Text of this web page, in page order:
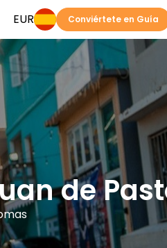
EUR Conviértete en Guía
de